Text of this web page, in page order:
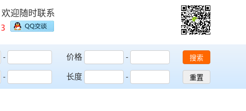
迎随时联系
-
-
价格
-
长度
-
搜索
重置